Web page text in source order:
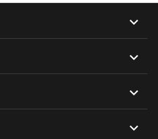



